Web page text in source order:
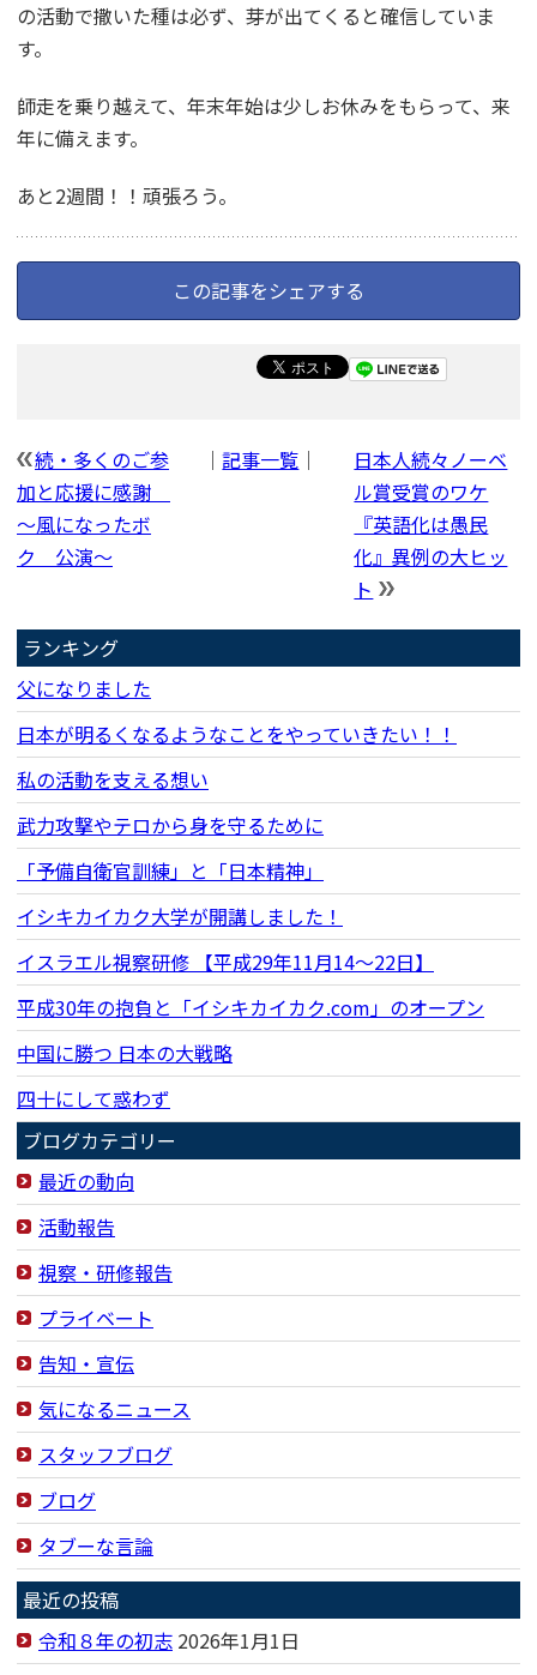
の活動で撒いた種は必ず、芽が出てくると確信していま
す。
師走を乗り越えて、年末年始は少しお休みをもらって、来
年に備えます。
あと2週間！！頑張ろう。
この記事をシェアする
日本人続々ノーベ
ル賞受賞のワケ
『英語化は愚民
化』異例の大ヒッ
ト
｜記事一覧 ｜
続・多くのご参
加と応援に感謝
～風になったボ
ク 公演～
ランキング
父になりました
日本が明るくなるようなことをやっていきたい！！
私の活動を支える想い
武力攻撃やテロから身を守るために
「予備自衛官訓練」と「日本精神」
イシキカイカク大学が開講しました！
イスラエル視察研修 【平成29年11月14〜22日】
平成30年の抱負と「イシキカイカク.com」のオープン
中国に勝つ 日本の大戦略
四十にして惑わず
ブログカテゴリー
最近の動向
活動報告
視察・研修報告
プライベート
告知・宣伝
気になるニュース
スタッフブログ
ブログ
タブーな言論
最近の投稿
令和８年の初志 2026年1月1日